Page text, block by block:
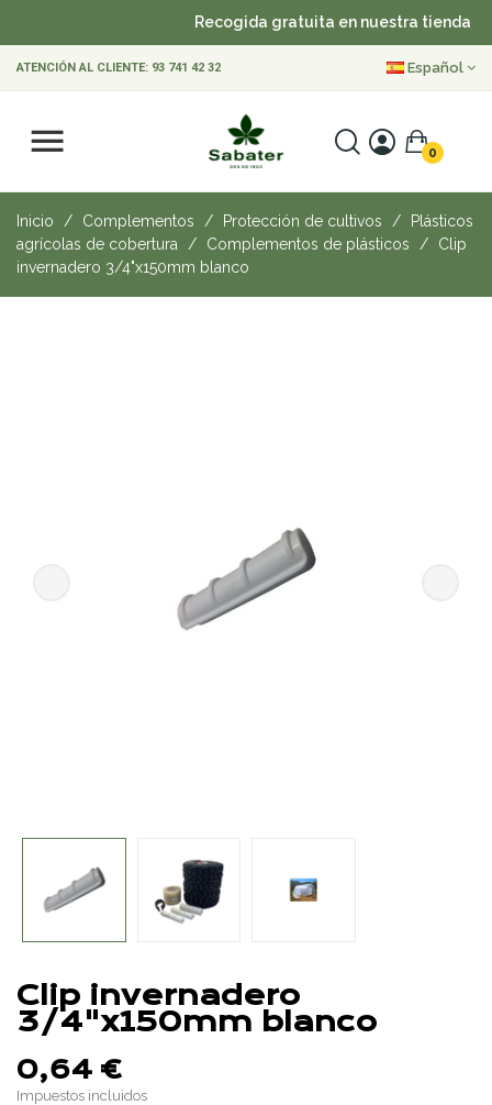
Recogida gratuita en nuestra tienda
ATENCIÓN AL CLIENTE: 93 741 42 32 Español
0
Inicio Complementos Protección de cultivos
Plásticos
agrícolas de cobertura
Complementos de plásticos
Clip
invernadero 3/4"x150mm blanco
Clip invernadero
3/4"x150mm blanco
0,64 €
Impuestos incluidos